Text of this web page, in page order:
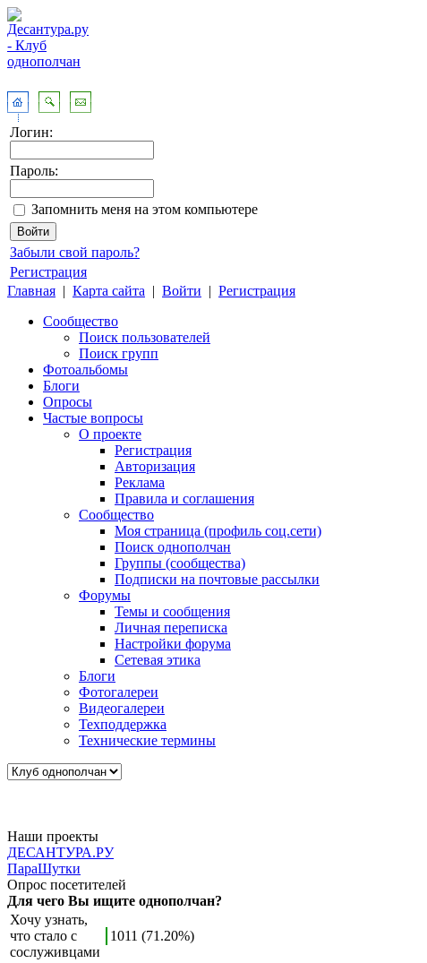
Логин:
Пароль:
Запомнить меня на этом компьютере
Забыли свой пароль?
Регистрация
Главная | Карта сайта | Войти | Регистрация
Сообщество
Поиск пользователей
Поиск групп
Фотоальбомы
Блоги
Опросы
Частые вопросы
О проекте
Регистрация
Авторизация
Реклама
Правила и соглашения
Сообщество
Моя страница (профиль соц.сети)
Поиск однополчан
Группы (сообщества)
Подписки на почтовые рассылки
Форумы
Темы и сообщения
Личная переписка
Настройки форума
Сетевая этика
Блоги
Фотогалереи
Видеогалереи
Техподдержка
Технические термины
Наши проекты
ДЕСАНТУРА.РУ
ПараШутки
Опрос посетителей
Для чего Вы ищите однополчан?
Хочу узнать,
что стало с
сослуживцами
1011 (71.20%)